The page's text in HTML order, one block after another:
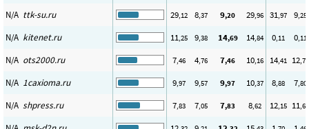
N/A ttk-su.ru 29,12 8,37 9,20 29,96 31,97 9,25
N/A kitenet.ru 11,25 9,38 14,69 14,84 0,11 0,11
N/A ots2000.ru 7,46 4,76 7,46 10,16 14,41 12,76
N/A 1caxioma.ru 9,97 9,57 9,97 10,37 8,88 7,80
N/A shpress.ru 7,83 7,05 7,83 8,62 12,15 11,60